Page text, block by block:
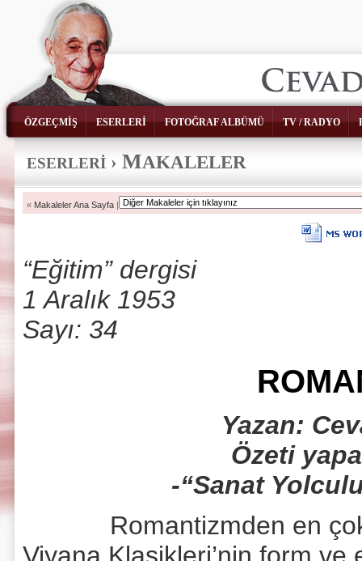
ÖZGEÇMİŞ ESERLERİ FOTOĞRAF ALBÜMÜ TV / RADYO
ESERLERİ › MAKALELER
« Makaleler Ana Sayfa |
“Eğitim” dergisi
1 Aralık 1953
Sayı: 34
Yazan:
Özeti
-“Sanat
Romantizmden en çok